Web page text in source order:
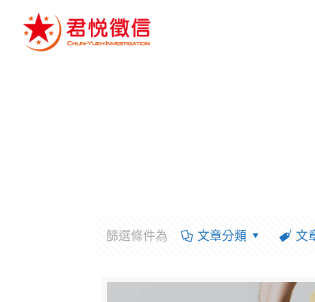
篩選條件為 文章分類 文